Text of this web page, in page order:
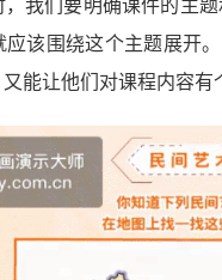
，我们要明确课件的主
该围绕这个主题展开
能让他们对课程内容有